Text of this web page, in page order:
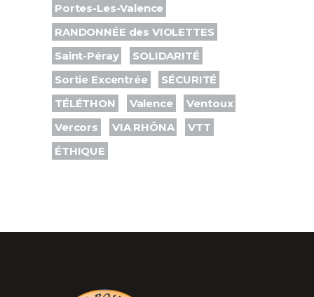
Portes-Les-Valence
RANDONNÉE des VIOLETTES
Saint-Péray
SOLIDARITÉ
Sortie Excentrée
SÉCURITÉ
TÉLÉTHON
Valence
Ventoux
Vercors
VIA RHÔNA
VTT
ÉTHIQUE